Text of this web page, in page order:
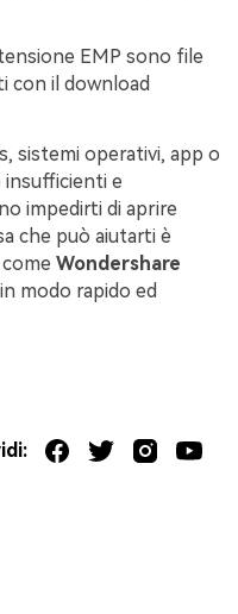
EMP sono file
con il download
sistemi operativi, app o
e
impedirti di aprire
che può aiutarti è
Wondershare
modo rapido ed